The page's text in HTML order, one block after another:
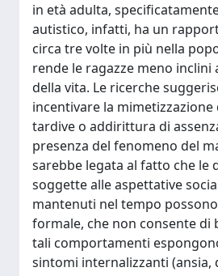
in età adulta,
autistico, infatti, ha un
circa tre volte in più nella
rende le ragazze meno
della vita. Le ricerche
incentivare la
tardive o addirittura di
presenza del fenomeno del
sarebbe legata al fatto che
soggette alle aspettative
mantenuti nel tempo
formale, che non consente di
tali comportamenti
sintomi internalizzanti (ansia,